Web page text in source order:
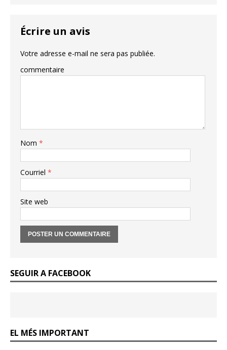
Écrire un avis
Votre adresse e-mail ne sera pas publiée.
commentaire
Nom *
Courriel *
Site web
SEGUIR A FACEBOOK
EL MÉS IMPORTANT